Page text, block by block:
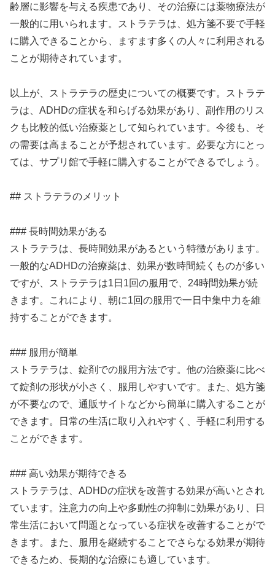
齢層に影響を与える疾患であり、その治療には薬物療法が
一般的に用いられます。ストラテラは、処方箋不要で手軽
に購入できることから、ますます多くの人々に利用される
ことが期待されています。
以上が、ストラテラの歴史についての概要です。ストラテ
ラは、ADHDの症状を和らげる効果があり、副作用のリス
クも比較的低い治療薬として知られています。今後も、そ
の需要は高まることが予想されています。必要な方にとっ
ては、サプリ館で手軽に購入することができるでしょう。
## ストラテラのメリット
### 長時間効果がある
ストラテラは、長時間効果があるという特徴があります。
一般的なADHDの治療薬は、効果が数時間続くものが多い
ですが、ストラテラは1日1回の服用で、24時間効果が続
きます。これにより、朝に1回の服用で一日中集中力を維
持することができます。
### 服用が簡単
ストラテラは、錠剤での服用方法です。他の治療薬に比べ
て錠剤の形状が小さく、服用しやすいです。また、処方箋
が不要なので、通販サイトなどから簡単に購入することが
できます。日常の生活に取り入れやすく、手軽に利用する
ことができます。
### 高い効果が期待できる
ストラテラは、ADHDの症状を改善する効果が高いとされ
ています。注意力の向上や多動性の抑制に効果があり、日
常生活において問題となっている症状を改善することがで
きます。また、服用を継続することでさらなる効果が期待
できるため、長期的な治療にも適しています。